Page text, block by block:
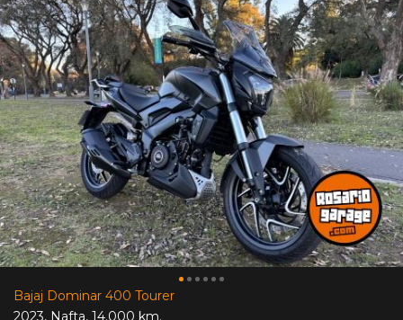
Bajaj Dominar 400 Tourer
2023, Nafta, 14.000 km.